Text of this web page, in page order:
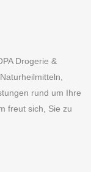
Drogerie &
rund um Ihre
freut sich, Sie zu